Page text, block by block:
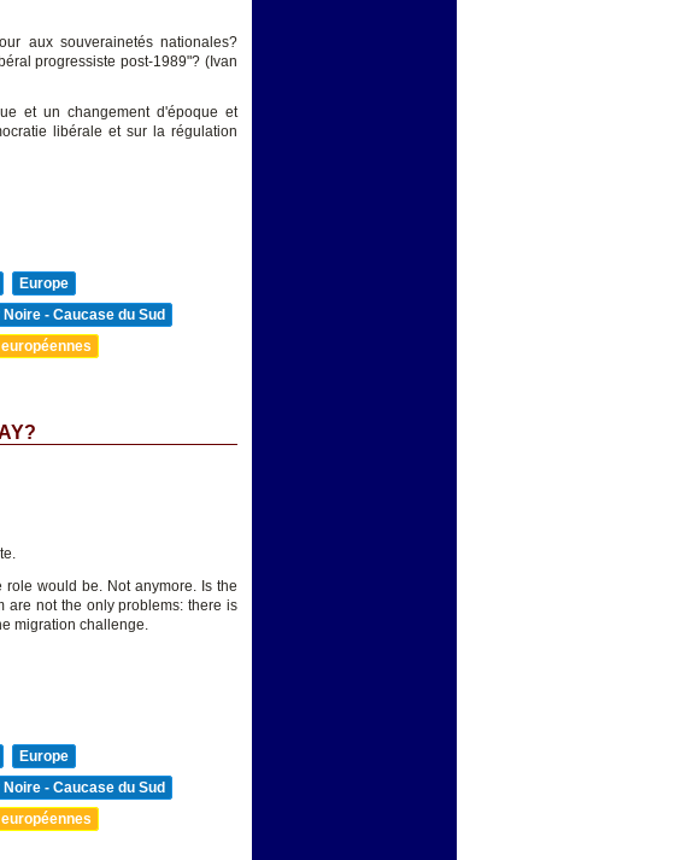
aux souverainetés nationales?
progressiste post-1989"? (Ivan
et un changement d'époque et
libérale et sur la régulation
Europe
Noire - Caucase du Sud
role would be. Not anymore. Is the
are not the only problems: there is
migration challenge.
Europe
Noire - Caucase du Sud